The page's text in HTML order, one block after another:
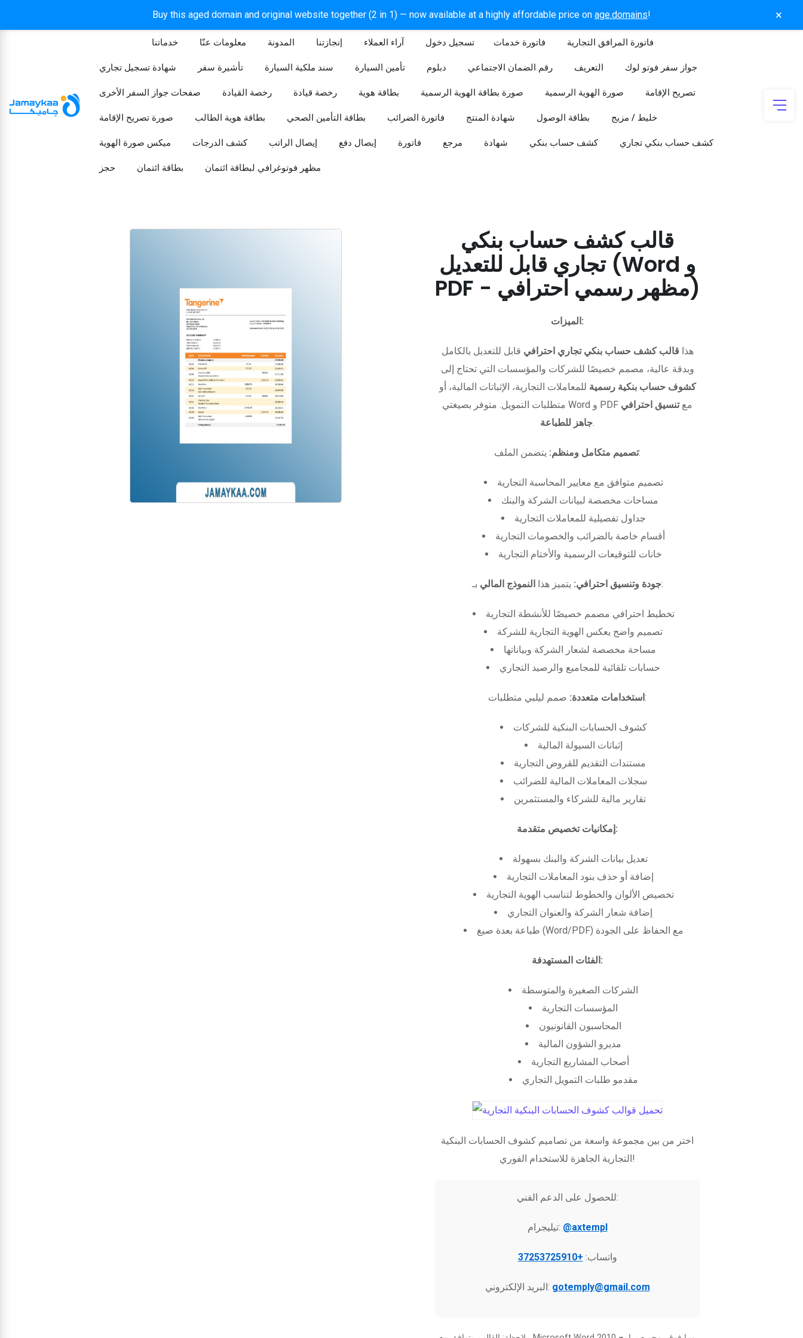
Buy this aged domain and original website together (2 in 1) — now available at a highly affordable price on age.domains! ×
خدماتنا معلومات عنّا المدونة إنجازتنا آراء العملاء تسجيل دخول​ فاتورة خدمات فاتورة المرافق التجارية
شهادة تسجيل تجاري تأشيرة سفر سند ملكية السيارة تأمين السيارة دبلوم رقم الضمان الاجتماعي التعريف جواز سفر فوتو لوك
صفحات جواز السفر الأخرى رخصة القيادة رخصة قيادة بطاقة هوية صورة بطاقة الهوية الرسمية صورة الهوية الرسمية تصريح الإقامة
صورة تصريح الإقامة بطاقة هوية الطالب بطاقة التأمين الصحي فاتورة الضرائب شهادة المنتج بطاقة الوصول خليط / مزيج
ميكس صورة الهوية كشف الدرجات إيصال الراتب إيصال دفع فاتورة مرجع شهادة كشف حساب بنكي كشف حساب بنكي تجاري
حجز بطاقة ائتمان مظهر فوتوغرافي لبطاقة ائتمان
قالب كشف حساب بنكي
تجاري قابل للتعديل (Word و
PDF - مظهر رسمي احترافي)
الميزات:
هذا قالب كشف حساب بنكي تجاري احترافي قابل للتعديل بالكامل
وبدقة عالية، مصمم خصيصًا للشركات والمؤسسات التي تحتاج إلى
كشوف حساب بنكية رسمية للمعاملات التجارية، الإثباتات المالية، أو
متطلبات التمويل. متوفر بصيغتي Word و PDF معتنسيق احترافي
جاهز للطباعة.
تصميم متكامل ومنظم:يتضمن الملف:
تصميم متوافق مع معايير المحاسبة التجارية
مساحات مخصصة لبيانات الشركة والبنك
جداول تفصيلية للمعاملات التجارية
أقسام خاصة بالضرائب والخصومات التجارية
خانات للتوقيعات الرسمية والأختام التجارية
جودة وتنسيق احترافي: يتميز هذا النموذج المالي بـ:
تخطيط احترافي مصمم خصيصًا للأنشطة التجارية
تصميم واضح يعكس الهوية التجارية للشركة
مساحة مخصصة لشعار الشركة وبياناتها
حسابات تلقائية للمجاميع والرصيد التجاري
استخدامات متعددة:صمم ليلبي متطلبات:
كشوف الحسابات البنكية للشركات
إثباتات السيولة المالية
مستندات التقديم للقروض التجارية
سجلات المعاملات المالية للضرائب
تقارير مالية للشركاء والمستثمرين
إمكانيات تخصيص متقدمة:
تعديل بيانات الشركة والبنك بسهولة
إضافة أو حذف بنود المعاملات التجارية
تخصيص الألوان والخطوط لتناسب الهوية التجارية
إضافة شعار الشركة والعنوان التجاري
طباعة بعدة صيغ (Word/PDF) مع الحفاظ على الجودة
الفئات المستهدفة:
الشركات الصغيرة والمتوسطة
المؤسسات التجارية
المحاسبون القانونيون
مديرو الشؤون المالية
أصحاب المشاريع التجارية
مقدمو طلبات التمويل التجاري
اختر من بين مجموعة واسعة من تصاميم كشوف الحسابات البنكية
التجارية الجاهزة للاستخدام الفوري!
للحصول على الدعم الفني:
تيليجرام: @axtempl
واتساب: +37253725910
البريد الإلكتروني: gotemply@gmail.com